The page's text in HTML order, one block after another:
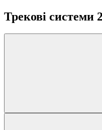
Трекові системи